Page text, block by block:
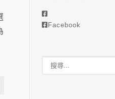
Facebook